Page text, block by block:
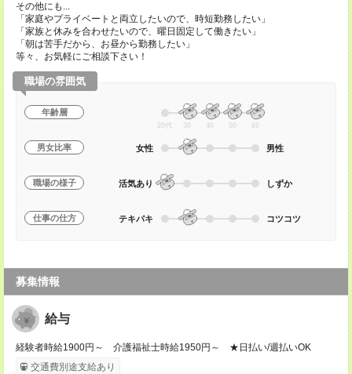
その他にも...
「家庭やプライベートと両立したいので、時短勤務したい」
「家族と休みを合わせたいので、曜日固定して働きたい」
「朝は苦手だから、お昼から勤務したい」
等々、お気軽にご相談下さい！
職場の雰囲気
年齢層
20代 30 40 50 60
男女比率 女性 男性
職場の様子 活気あり しずか
仕事の仕方 テキパキ コツコツ
募集情報
給与
経験者時給1900円～ 介護福祉士時給1950円～ ★日払い/週払いOK
交通費別途支給あり